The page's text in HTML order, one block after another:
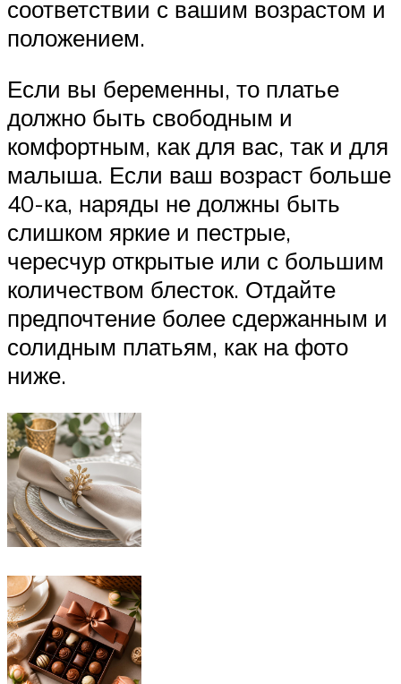
соответствии с вашим возрастом и
положением.
Если вы беременны, то платье
должно быть свободным и
комфортным, как для вас, так и для
малыша. Если ваш возраст больше
40-ка, наряды не должны быть
слишком яркие и пестрые,
чересчур открытые или с большим
количеством блесток. Отдайте
предпочтение более сдержанным и
солидным платьям, как на фото
ниже.